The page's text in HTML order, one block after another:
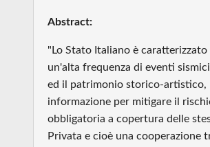
Abstract:
"Lo Stato Italiano è
un'alta frequenza di eventi
ed il patrimonio storico-artistico,
informazione per mitigare il
obbligatoria a copertura delle
Privata e cioè una cooperazione